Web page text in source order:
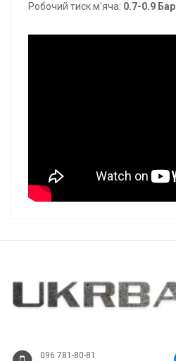
Робочий тиск м'яча: 0.7-0.9 Бар
096 781-80-81